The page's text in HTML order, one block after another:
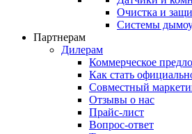
Очистка и
Системы
Партнерам
Дилерам
Коммерческое
Как стать
Совместный
Отзывы о нас
Прайс-лист
Вопрос-ответ